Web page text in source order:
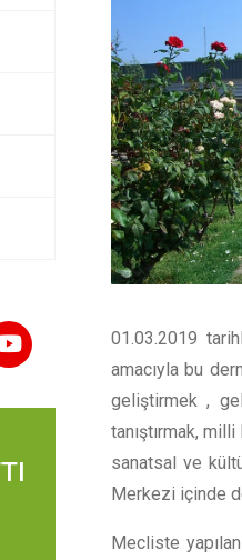
01.03.2019
amacıyla bu
geliştirmek ,
tanıştırmak,
sanatsal ve
Merkezi içinde
Mecliste